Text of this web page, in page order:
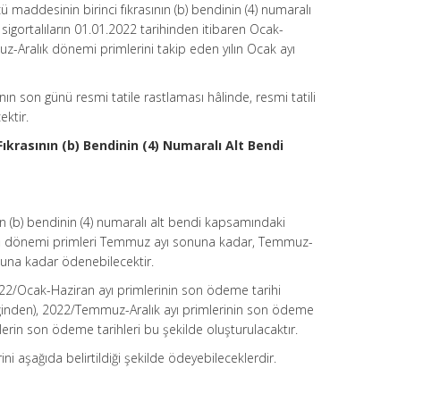
birinci fıkrasının (b) bendinin (4) numaralı
01.01.2022 tarihinden itibaren Ocak-
Aralık dönemi primlerini takip eden yılın Ocak ayı
son günü resmi tatile rastlaması hâlinde, resmi tatili
(b) Bendinin (4) Numaralı Alt Bendi
(b) bendinin (4) numaralı alt bendi kapsamındaki
primleri Temmuz ayı sonuna kadar, Temmuz-
kadar ödenebilecektir.
Ocak-Haziran ayı primlerinin son ödeme tarihi
2022/Temmuz-Aralık ayı primlerinin son ödeme
son ödeme tarihleri bu şekilde oluşturulacaktır.
aşağıda belirtildiği şekilde ödeyebileceklerdir.